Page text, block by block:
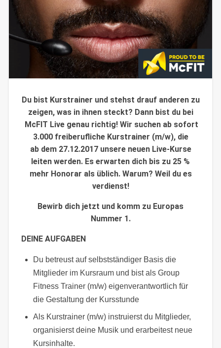
Du bist Kurstrainer und stehst drauf anderen zu
zeigen, was in ihnen steckt? Dann bist du bei
McFIT Live genau richtig! Wir suchen ab sofort
3.000 freiberufliche Kurstrainer (m/w), die
ab dem 27.12.2017 unsere neuen Live-Kurse
leiten werden. Es erwarten dich bis zu 25 %
mehr Honorar als üblich. Warum? Weil du es
verdienst!
Bewirb dich jetzt und komm zu Europas
Nummer 1.
DEINE AUFGABEN
Du betreust auf selbstständiger Basis die
Mitglieder im Kursraum und bist als Group
Fitness Trainer (m/w) eigenverantwortlich für
die Gestaltung der Kursstunde
Als Kurstrainer (m/w) instruierst du Mitglieder,
organisierst deine Musik und erarbeitest neue
Kursinhalte.